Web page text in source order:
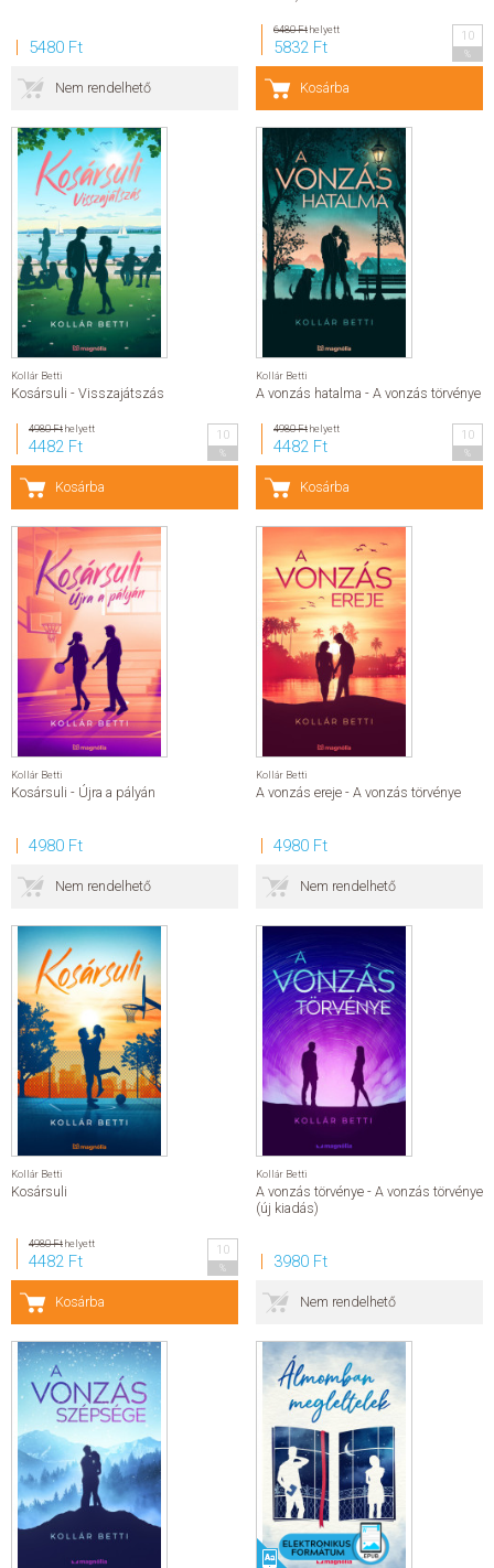
5480 Ft
Nem rendelhető
6480 Fthelyett
5832 Ft
10
Kosárba
Kollár Betti
Kosársuli - Visszajátszás
4980 Fthelyett
4482 Ft
10
Kosárba
Kollár Betti
A vonzás hatalma - A vonzás törvénye
4980 Fthelyett
4482 Ft
10
Kosárba
Kollár Betti
Kosársuli - Újra a pályán
4980 Ft
Nem rendelhető
Kollár Betti
A vonzás ereje - A vonzás törvénye
4980 Ft
Nem rendelhető
Kollár Betti
Kosársuli
4980 Fthelyett
4482 Ft
10
Kosárba
Kollár Betti
A vonzás törvénye - A vonzás törvénye
(új kiadás)
3980 Ft
Nem rendelhető
KÍVÁNSÁG TOPLISTA
ELADÁSI SIKERLISTA
ÁLTALÁNOS SZERZŐDÉSI FELTÉTELEK
ADATKEZELÉSI ÉS ADATVÉDELMI SZABÁLYZAT